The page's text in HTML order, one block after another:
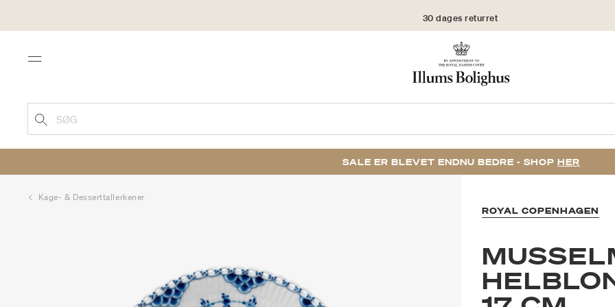
30 dages returret
Menu
SØG
SALE ER BLEVET ENDNU BEDRE - SHOP HER
Kage- & Desserttallerkener
ROYAL COPENHAGEN